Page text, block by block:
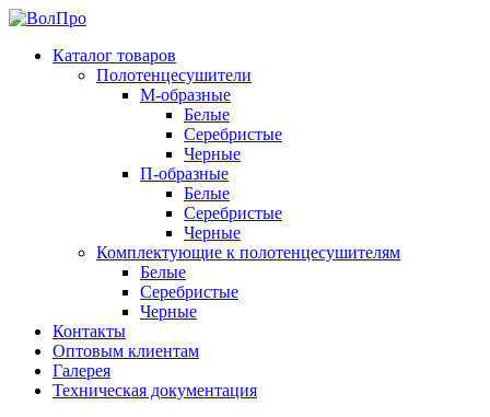
Каталог товаров
Полотенцесушители
М-образные
Белые
Серебристые
Черные
П-образные
Белые
Серебристые
Черные
Комплектующие к полотенцесушителям
Белые
Серебристые
Черные
Контакты
Оптовым клиентам
Галерея
Техническая документация